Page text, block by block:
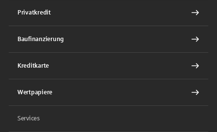
Privatkredit
Baufinanzierung
Kreditkarte
Wertpapiere
Services